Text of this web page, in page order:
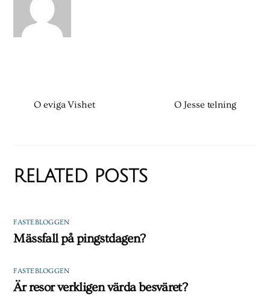
O eviga Vishet O Jesse telning
RELATED POSTS
FASTEBLOGGEN
Mässfall på pingstdagen?
FASTEBLOGGEN
Är resor verkligen värda besväret?